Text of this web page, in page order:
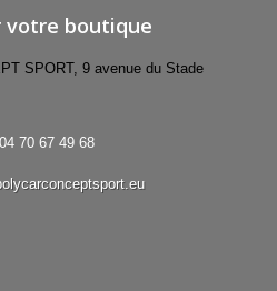
votre boutique
SPORT, 9 avenue du Stade
04 70 67 49 68